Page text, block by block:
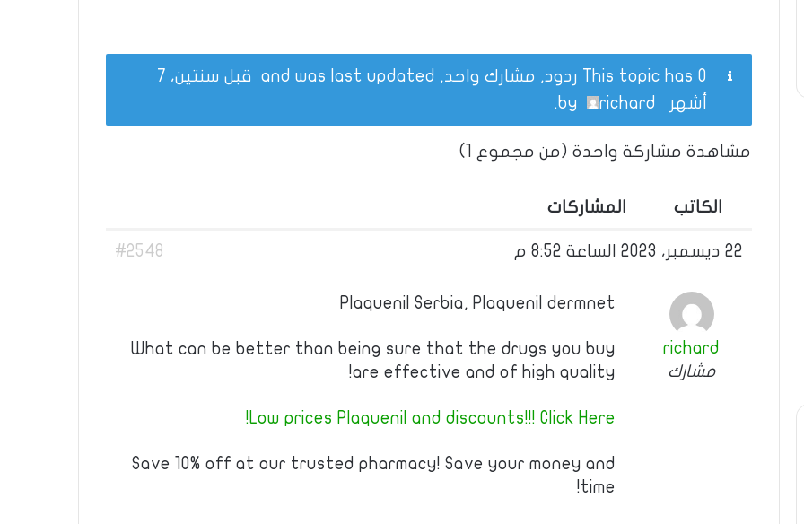
This topic has 0 ردود, مشارك واحد, and was last updated
قبل سنتين، 7
أشهر
richard
.
مشاهدة مشاركة واحدة (من مجموع 1)
الكاتب المشاركات
22 ديسمبر، 2023 الساعة 8:52 م #2548
richard
مشارك
Plaquenil Serbia, Plaquenil dermnet
What can be better than being sure that the drugs you buy
are effective and of high quality!
Low prices Plaquenil and discounts!!! Click Here!
Save 10% off at our trusted pharmacy! Save your money and
time!